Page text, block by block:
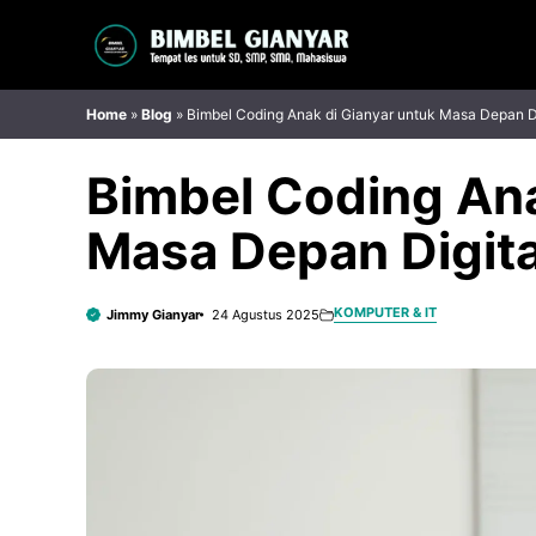
Home » Blog » Bimbel Coding Anak di Gianyar untuk Masa Depan
Bimbel Coding
Masa Depan
Jimmy Gianyar 24 Agustus 2025 KOMPUTER & IT